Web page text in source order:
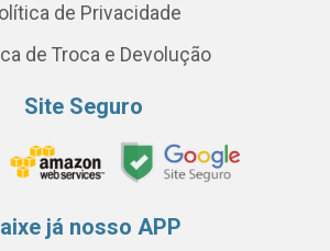
de Privacidade
de Troca e Devolução
Site Seguro
já nosso APP